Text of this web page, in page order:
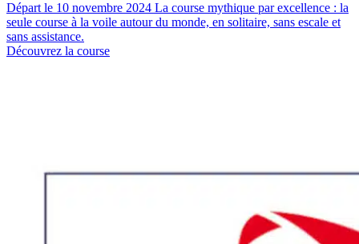
Départ le 10 novembre 2024 La course mythique par excellence : la
seule course à la voile autour du monde, en solitaire, sans escale et
sans assistance.
Découvrez la course